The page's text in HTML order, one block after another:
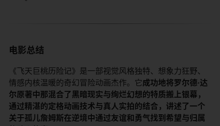
电影总结
《飞天巨桃历险记》是一部视觉风格独特、想象力狂野、
情感内核温暖的奇幻冒险动画杰作。它​​成功地将罗尔德·达
尔原著中那混合了黑暗现实与绚烂幻想的特质搬上银幕，
通过精湛的定格动画技术与真人实拍的结合，讲述了一个
关于孤儿詹姆斯在逆境中通过友谊和勇气找到希望与归属